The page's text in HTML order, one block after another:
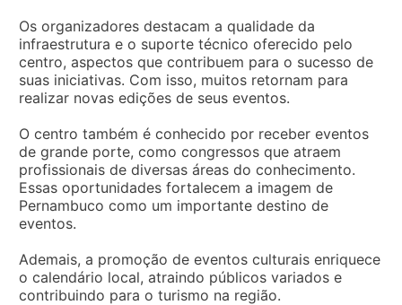
Os organizadores destacam a qualidade da
infraestrutura e o suporte técnico oferecido pelo
centro, aspectos que contribuem para o sucesso de
suas iniciativas. Com isso, muitos retornam para
realizar novas edições de seus eventos.
O centro também é conhecido por receber eventos
de grande porte, como congressos que atraem
profissionais de diversas áreas do conhecimento.
Essas oportunidades fortalecem a imagem de
Pernambuco como um importante destino de
eventos.
Ademais, a promoção de eventos culturais enriquece
o calendário local, atraindo públicos variados e
contribuindo para o turismo na região.